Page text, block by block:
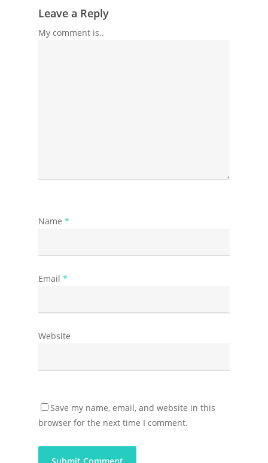
Leave a Reply
My comment is..
Name *
Email *
Website
Save my name, email, and website in this
browser for the next time I comment.